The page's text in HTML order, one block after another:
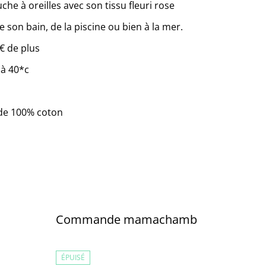
à oreilles avec son tissu fleuri rose
son bain, de la piscine ou bien à la mer.
de plus
40*c
100% coton
Commande mamachamb
ÉPUISÉ